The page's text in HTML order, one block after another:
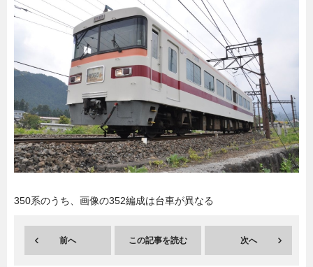
副業 ニュース
グルメ スキル
暮らし エンタメ
350系のうち、画像の352編成は台車が異なる
前へ この記事を読む 次へ